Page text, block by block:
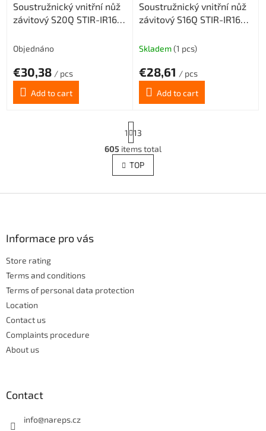
Soustružnický vnitřní nůž
závitový S20Q STIR-IR16
Objednáno
€30,38 / pcs
Add to cart
Soustružnický vnitřní nůž
závitový S16Q STIR-IR16
Skladem(1 pcs)
€28,61 / pcs
Add to cart
L
i
s
o
a
g
i
n
a
i
1
13
605 items total
TOP
Informace pro vás
Store rating
Terms and conditions
Terms of personal data protection
Location
Contact us
Complaints procedure
About us
Contact
info@nareps.cz